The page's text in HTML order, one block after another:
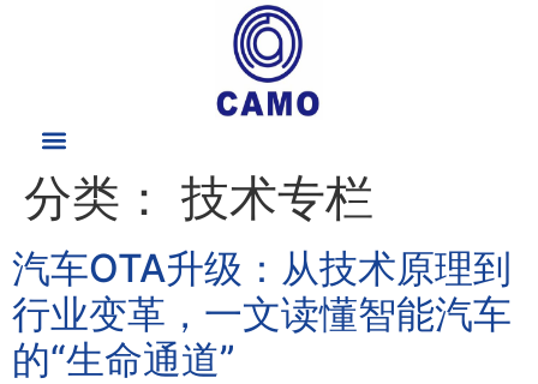
分类： 技术专栏
汽车OTA升级：从技术原理到
行业变革，一文读懂智能汽车
的“生命通道”